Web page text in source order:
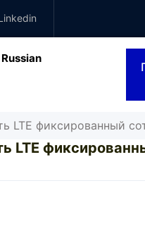
Russian
LTE фиксированный
LTE